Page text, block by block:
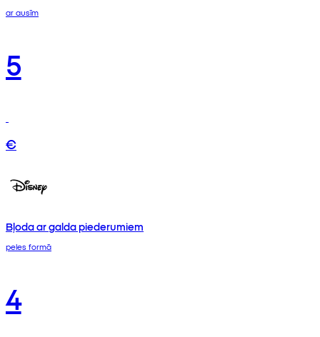
ar ausīm
5
€
Bļoda ar galda piederumiem
peles formā
4